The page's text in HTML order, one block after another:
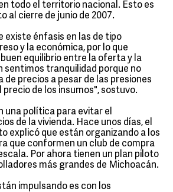
todo el territorio nacional. Esto es
al cierre de junio de 2007.
existe énfasis en las de tipo
y la económica, por lo que
equilibrio entre la oferta y la
sentimos tranquilidad porque no
de precios a pesar de las presiones
precio de los insumos", sostuvo.
una política para evitar el
de la vivienda. Hace unos días, el
explicó que están organizando a los
que conformen un club de compra
Por ahora tienen un plan piloto
más grandes de Michoacán.
impulsando es con los